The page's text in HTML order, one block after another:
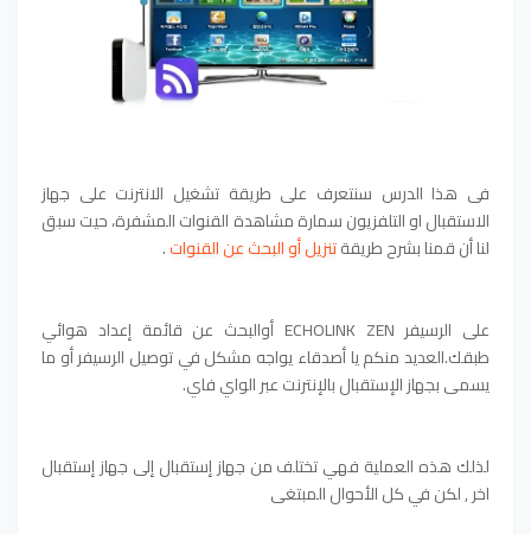
في هذا الدرس سنتعرف على
طريقة تشغيل الانترنت على جهاز
الاستقبال او التلفزيون سمارة مشاهدة القنوات المشفرة،
لنا أن قمنا بشرح طريقة تنزيل أو البحث عن القنوات.
على الرسيفر ECHOLINK ZEN‏ أوالبحث عن قائمة إعداد هوائي
طبقك.العديد منكم يا أصدقاء يواجه مشكل في توصيل الرسيفر أو ما
يسمى بجهاز الإستقبال بالإنترنت عبر الواي فاي.
لذلك هذه العملية فهي تختلف من جهاز إستقبال إلى جهاز إستقبال
اخر , لكن في كل الأحوال المبتغى